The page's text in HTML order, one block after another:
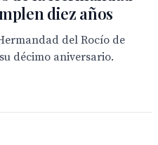
diez años
del Rocío de
décimo aniversario.